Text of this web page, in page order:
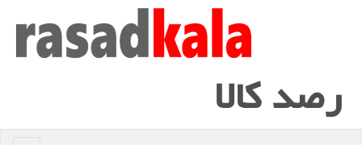
رصد كالا